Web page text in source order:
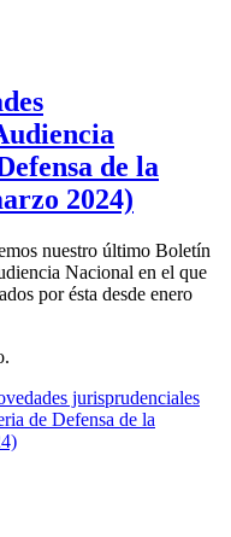
de la
2024)
nuestro último Boletín
Nacional en el que
por ésta desde enero
jurisprudenciales
de Defensa de la